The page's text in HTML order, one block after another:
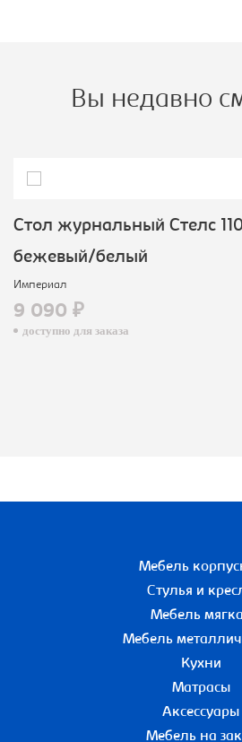
Вы недавно
Cтол журнальный Стелс
бежевый/белый
Империал
9 090 ₽
доступно для заказа
Мебель
Стулья и
Мебель
Мебель
Кухни
Матрасы
Аксессуары
Мебель на